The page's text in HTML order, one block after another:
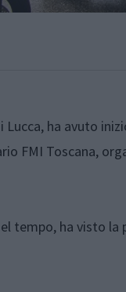
ha avuto
FMI Toscana,
tempo, ha visto la